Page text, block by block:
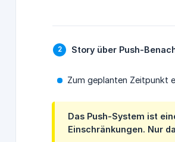
Story über Push-
Zum geplanten Zeitpunkt
Das Push-System ist
Einschränkungen. Nur